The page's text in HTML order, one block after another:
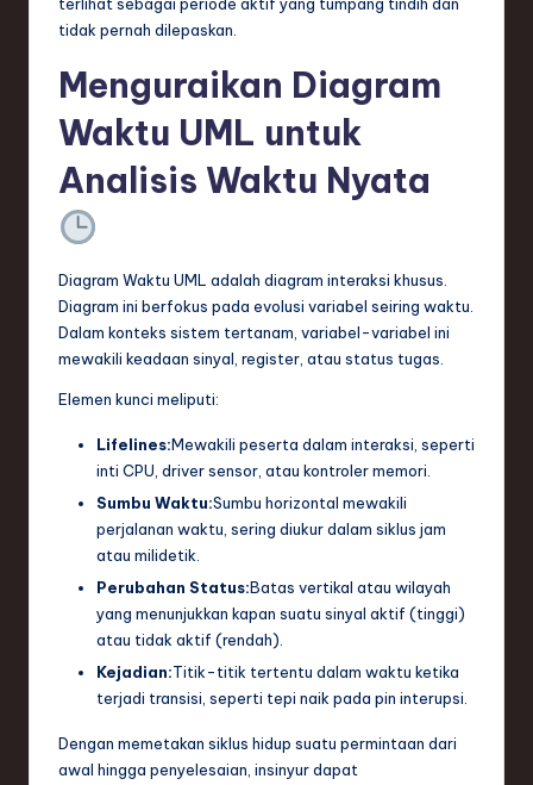
tidak pernah dilepaskan.
Menguraikan Diagram
Waktu UML untuk
Analisis Waktu Nyata
Diagram Waktu UML adalah diagram interaksi khusus.
Diagram ini berfokus pada evolusi variabel seiring waktu.
Dalam konteks sistem tertanam, variabel-variabel ini
mewakili keadaan sinyal, register, atau status tugas.
Elemen kunci meliputi:
Lifelines:Mewakili peserta dalam interaksi, seperti
inti CPU, driver sensor, atau kontroler memori.
Sumbu Waktu:Sumbu horizontal mewakili
perjalanan waktu, sering diukur dalam siklus jam
atau milidetik.
Perubahan Status:Batas vertikal atau wilayah
yang menunjukkan kapan suatu sinyal aktif (tinggi)
atau tidak aktif (rendah).
Kejadian:Titik-titik tertentu dalam waktu ketika
terjadi transisi, seperti tepi naik pada pin interupsi.
Dengan memetakan siklus hidup suatu permintaan dari
awal hingga penyelesaian, insinyur dapat